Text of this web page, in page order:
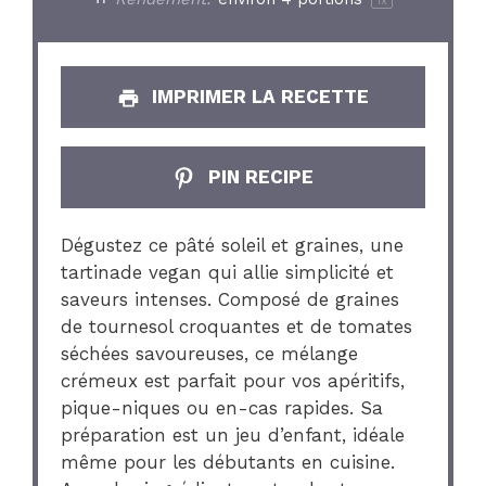
IMPRIMER LA RECETTE
PIN RECIPE
Dégustez ce pâté soleil et graines, une
tartinade vegan qui allie simplicité et
saveurs intenses. Composé de graines
de tournesol croquantes et de tomates
séchées savoureuses, ce mélange
crémeux est parfait pour vos apéritifs,
pique-niques ou en-cas rapides. Sa
préparation est un jeu d’enfant, idéale
même pour les débutants en cuisine.